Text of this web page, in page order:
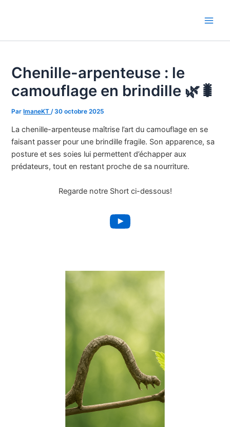
Chenille-arpenteuse : le
camouflage en brindille 🌿🐛
ParImaneKT /30 octobre 2025
La chenille-arpenteuse maîtrise l’art du camouflage en se
faisant passer pour une brindille fragile. Son apparence, sa
posture et ses soies lui permettent d’échapper aux
prédateurs, tout en restant proche de sa nourriture.
Regarde notre Short ci-dessous!
YouTube